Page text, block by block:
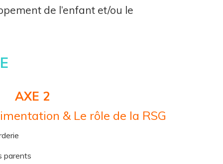
de l’enfant et/ou le
AXE 2
& Le rôle de la RSG
parents